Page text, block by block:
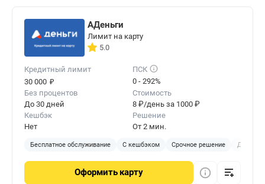
АДеньги
Лимит на карту
5.0
Кредитный лимит
30 000 ₽
ПСК
0 - 292%
Без процентов
До 30 дней
Стоимость
8 ₽/день за 1000 ₽
Кешбэк
Нет
Решение
От 2 мин.
Бесплатное обслуживание С кешбэком Срочное решение
Оформить карту